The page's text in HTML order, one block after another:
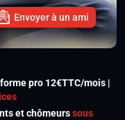
Envoyer à un ami
pro 12€TTC/mois |
et chômeurssous